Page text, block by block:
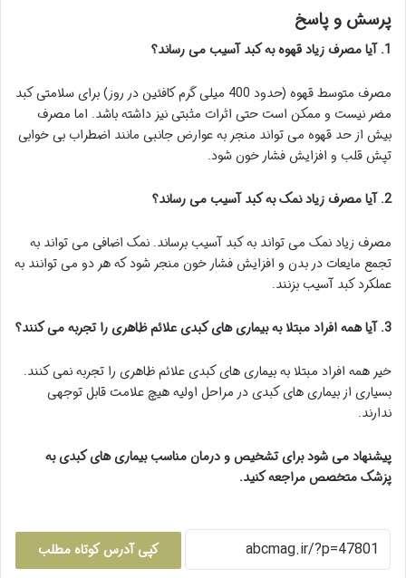
پرسش و پاسخ
1. آیا مصرف زیاد قهوه به کبد آسیب می رساند؟
مصرف متوسط قهوه (حدود 400 میلی گرم کافئین در روز) برای سلامتی کبد
مضر نیست و ممکن است حتی اثرات مثبتی نیز داشته باشد. اما مصرف
بیش از حد قهوه می تواند منجر به عوارض جانبی مانند اضطراب بی خوابی
تپش قلب و افزایش فشار خون شود.
2. آیا مصرف زیاد نمک به کبد آسیب می رساند؟
مصرف زیاد نمک می تواند به کبد آسیب برساند. نمک اضافی می تواند به
تجمع مایعات در بدن و افزایش فشار خون منجر شود که هر دو می توانند به
عملکرد کبد آسیب بزنند.
3. آیا همه افراد مبتلا به بیماری های کبدی علائم ظاهری را تجربه می کنند؟
خیر همه افراد مبتلا به بیماری های کبدی علائم ظاهری را تجربه نمی کنند.
بسیاری از بیماری های کبدی در مراحل اولیه هیچ علامت قابل توجهی
ندارند.
پیشنهاد می شود برای تشخیص و درمان مناسب بیماری های کبدی به
پزشک متخصص مراجعه کنید.
کپی آدرس کوتاه مطلب